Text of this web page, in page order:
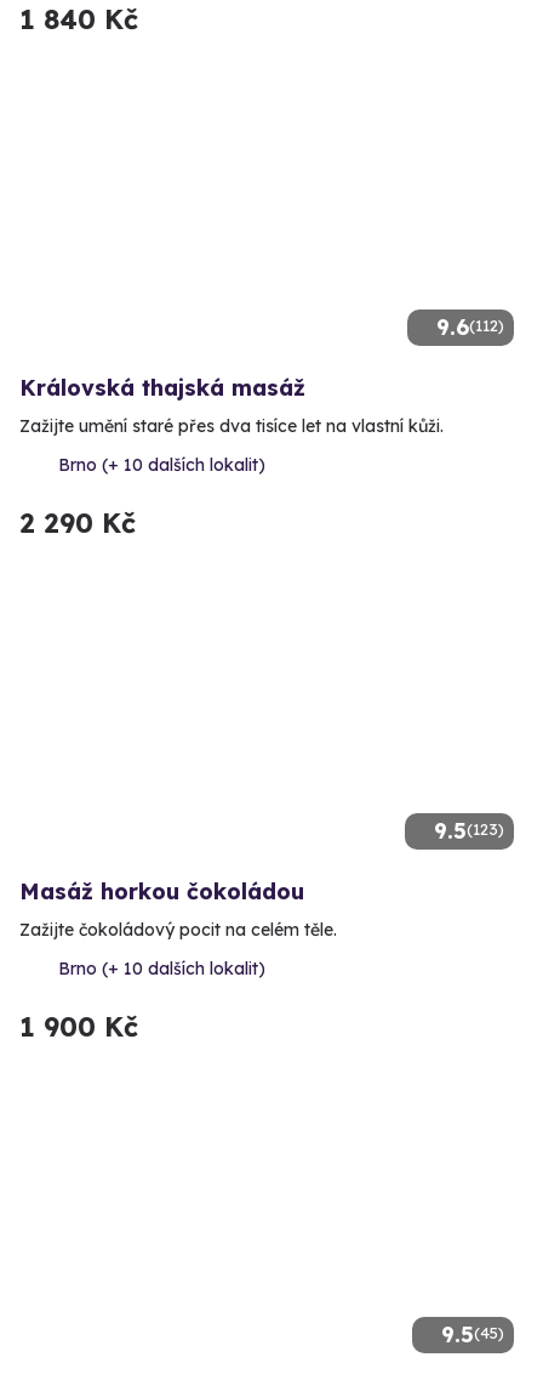
1 840 Kč
9.6(112)
Královská thajská masáž
Zažijte umění staré přes dva tisíce let na vlastní kůži.
Brno (+ 10 dalších lokalit)
2 290 Kč
9.5(123)
Masáž horkou čokoládou
Zažijte čokoládový pocit na celém těle.
Brno (+ 10 dalších lokalit)
1 900 Kč
9.5(45)